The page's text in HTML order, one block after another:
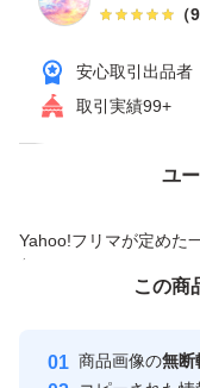
（
安心取引出品者
取引実績99+
ユ
Yahoo!フリマが定めた
付与しています
安心取引出品者
価格の相談
この商
商品画像の無断
この商品をみている